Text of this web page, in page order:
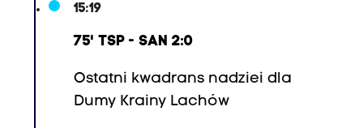
15:19
75' TSP - SAN 2:0
Ostatni kwadrans nadziei dla
Dumy Krainy Lachów